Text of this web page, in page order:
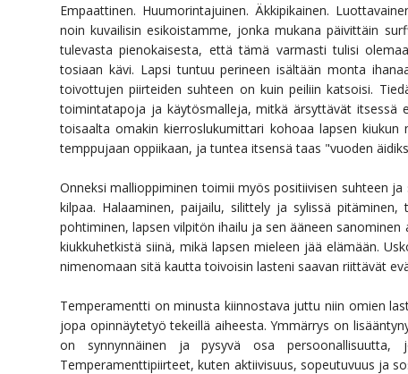
Empaattinen. Huumorintajuinen. Äkkipikainen.
noin kuvailisin esikoistamme, jonka mukana päivittäin
tulevasta pienokaisesta, että tämä varmasti tulisi
tosiaan kävi. Lapsi tuntuu perineen isältään monta
toivottujen piirteiden suhteen on kuin peiliin katsoisi.
toimintatapoja ja käytösmalleja, mitkä ärsyttävät
toisaalta omakin kierroslukumittari kohoaa lapsen
temppujaan oppiikaan, ja tuntea itsensä taas "vuoden
Onneksi mallioppiminen toimii myös positiivisen suhteen
kilpaa. Halaaminen, paijailu, silittely ja sylissä
pohtiminen, lapsen vilpitön ihailu ja sen ääneen
kiukkuhetkistä siinä, mikä lapsen mieleen jää elämään.
nimenomaan sitä kautta toivoisin lasteni saavan riittävät
Temperamentti on minusta kiinnostava juttu niin omien
jopa opinnäytetyö tekeillä aiheesta. Ymmärrys on
on synnynnäinen ja pysyvä osa
Temperamenttipiirteet, kuten aktiivisuus, sopeutuvuus ja